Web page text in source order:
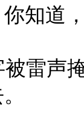
你知道
雷声